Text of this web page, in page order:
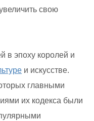
свою
в эпоху королей и
и искусстве.
главными
их кодекса были